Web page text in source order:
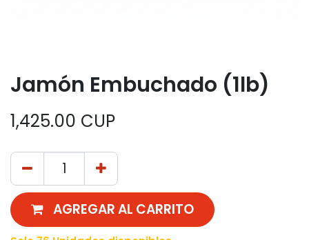
Jamón Embuchado (1lb)
1,425.00 CUP
AGREGAR AL CARRITO